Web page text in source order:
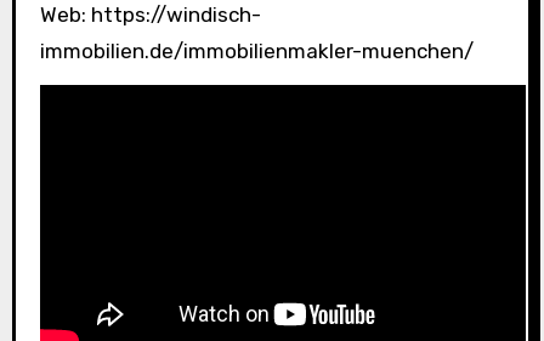
Web: https://windisch-
immobilien.de/immobilienmakler-muenchen/